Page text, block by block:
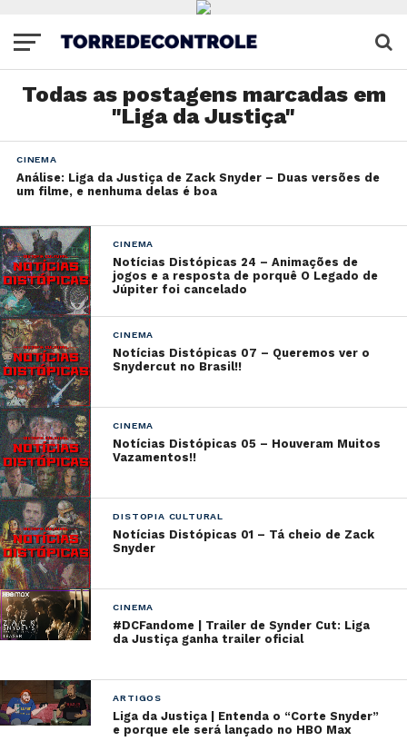
Todas as postagens marcadas em
"Liga da Justiça"
CINEMA
Análise: Liga da Justiça de Zack Snyder – Duas versões de
um filme, e nenhuma delas é boa
CINEMA
Notícias Distópicas 24 – Animações de
jogos e a resposta de porquê O Legado de
Júpiter foi cancelado
CINEMA
Notícias Distópicas 07 – Queremos ver o
Snydercut no Brasil!!
CINEMA
Notícias Distópicas 05 – Houveram Muitos
Vazamentos!!
DISTOPIA CULTURAL
Notícias Distópicas 01 – Tá cheio de Zack
Snyder
CINEMA
#DCFandome | Trailer de Synder Cut: Liga
da Justiça ganha trailer oficial
ARTIGOS
Liga da Justiça | Entenda o “Corte Snyder”
e porque ele será lançado no HBO Max